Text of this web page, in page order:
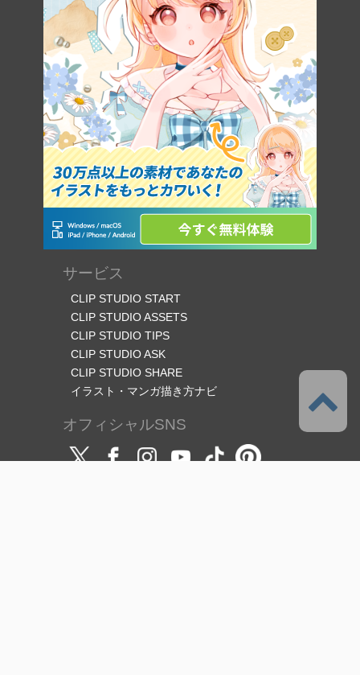
サービス
CLIP STUDIO START
CLIP STUDIO ASSETS
CLIP STUDIO TIPS
CLIP STUDIO ASK
CLIP STUDIO SHARE
イラスト・マンガ描き方ナビ
オフィシャルSNS